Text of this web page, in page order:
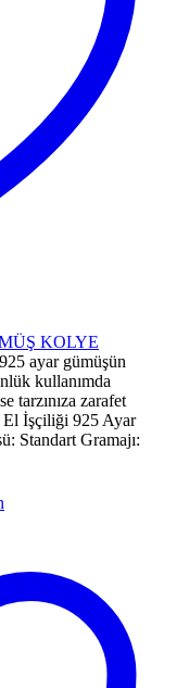
KOLYE
ayar gümüşün
kullanımda
tarzınıza zarafet
El İşçiliği 925 Ayar
Standart Gramajı: